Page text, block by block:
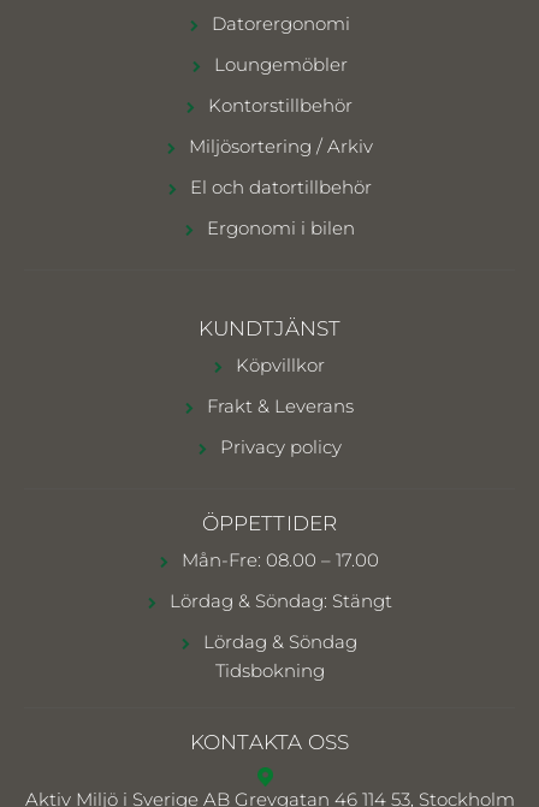
Datorergonomi
Loungemöbler
Kontorstillbehör
Miljösortering / Arkiv
El och datortillbehör
Ergonomi i bilen
KUNDTJÄNST
Köpvillkor
Frakt & Leverans
Privacy policy
ÖPPETTIDER
Mån-Fre: 08.00 – 17.00
Lördag & Söndag: Stängt
Lördag & Söndag
Tidsbokning
KONTAKTA OSS
Aktiv Miljö i Sverige AB Grevgatan 46 114 53, Stockholm